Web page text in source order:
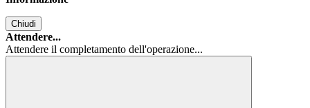
Chiudi
Attendere...
Attendere il completamento dell'operazione...